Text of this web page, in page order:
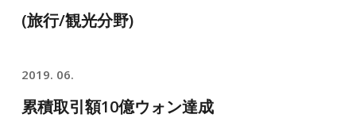
(旅行/観光分野)
2019. 06.
累積取引額10億ウォン達成